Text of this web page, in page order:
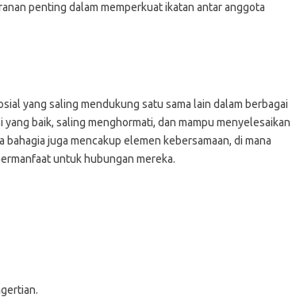
penting dalam memperkuat ikatan antar anggota
yang saling mendukung satu sama lain dalam berbagai
baik, saling menghormati, dan mampu menyelesaikan
juga mencakup elemen kebersamaan, di mana
untuk hubungan mereka.